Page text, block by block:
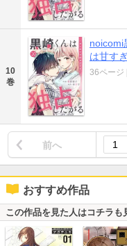
10
巻
noicomi
は甘す
36ページ
前へ
おすすめ作品
この作品を見た人はコチラも